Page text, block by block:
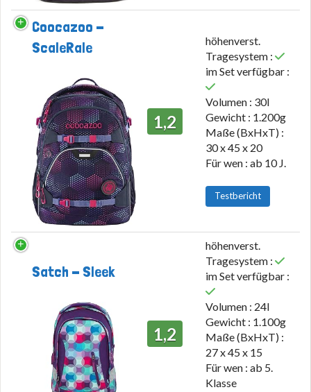
Coocazoo -
ScaleRale
1,2
höhenverst.
Tragesystem :
im Set verfügbar :
Volumen : 30l
Gewicht : 1.200g
Maße (BxHxT) :
30 x 45 x 20
Für wen : ab 10 J.
Testbericht
Satch - Sleek
1,2
höhenverst.
Tragesystem :
im Set verfügbar :
Volumen : 24l
Gewicht : 1.100g
Maße (BxHxT) :
27 x 45 x 15
Für wen : ab 5.
Klasse